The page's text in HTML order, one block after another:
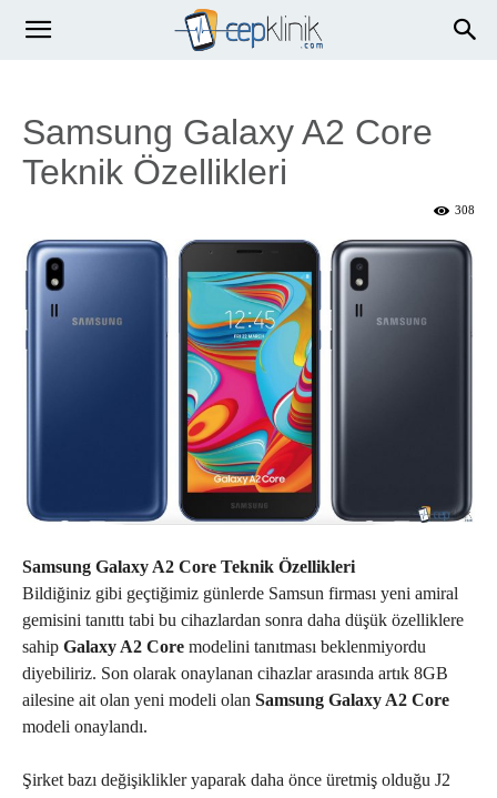
Samsung Galaxy A2 Core
Teknik Özellikleri
308
Samsung Galaxy A2 Core Teknik Özellikleri
Bildiğiniz gibi geçtiğimiz günlerde Samsun firması yeni amiral
gemisini tanıttı tabi bu cihazlardan sonra daha düşük özelliklere
sahip Galaxy A2 Core modelini tanıtması beklenmiyordu
diyebiliriz. Son olarak onaylanan cihazlar arasında artık 8GB
ailesine ait olan yeni modeli olan Samsung Galaxy A2 Core
modeli onaylandı.
Şirket bazı değişiklikler yaparak daha önce üretmiş olduğu J2